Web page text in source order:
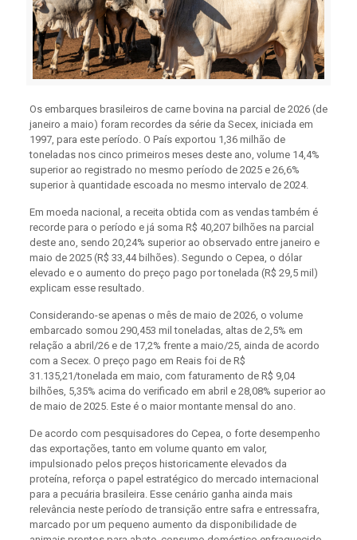
Os embarques brasileiros de carne bovina na parcial de 2026 (de
janeiro a maio) foram recordes da série da Secex, iniciada em
1997, para este período. O País exportou 1,36 milhão de
toneladas nos cinco primeiros meses deste ano, volume 14,4%
superior ao registrado no mesmo período de 2025 e 26,6%
superior à quantidade escoada no mesmo intervalo de 2024.
Em moeda nacional, a receita obtida com as vendas também é
recorde para o período e já soma R$ 40,207 bilhões na parcial
deste ano, sendo 20,24% superior ao observado entre janeiro e
maio de 2025 (R$ 33,44 bilhões). Segundo o Cepea, o dólar
elevado e o aumento do preço pago por tonelada (R$ 29,5 mil)
explicam esse resultado.
Considerando-se apenas o mês de maio de 2026, o volume
embarcado somou 290,453 mil toneladas, altas de 2,5% em
relação a abril/26 e de 17,2% frente a maio/25, ainda de acordo
com a Secex. O preço pago em Reais foi de R$
31.135,21/tonelada em maio, com faturamento de R$ 9,04
bilhões, 5,35% acima do verificado em abril e 28,08% superior ao
de maio de 2025. Este é o maior montante mensal do ano.
De acordo com pesquisadores do Cepea, o forte desempenho
das exportações, tanto em volume quanto em valor,
impulsionado pelos preços historicamente elevados da
proteína, reforça o papel estratégico do mercado internacional
para a pecuária brasileira. Esse cenário ganha ainda mais
relevância neste período de transição entre safra e entressafra,
marcado por um pequeno aumento da disponibilidade de